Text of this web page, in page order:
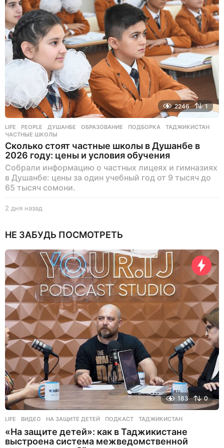
з
а
д
2246 1
LIFE ,PEOPLE ДУШАНБЕ ,ОБРАЗОВАНИЕ ,ПОДБОРКА ,ТАДЖИКИСТАН
ЧАСТНЫЕ ШКОЛЫ
Сколько стоят частные школы в Душанбе в
2026 году: цены и условия обучения
Собрали информацию о частных лицеях и гимназиях
в Душанбе: цены за один учебный год от 9 тысяч до
65 тысяч сомони.
2 дня назад
я
а
з
д
НЕ ЗАБУДЬ ПОСМОТРЕТЬ
183 0
LIFE ВИДЕО ,НА ЗАЩИТЕ ДЕТЕЙ ,ПОДКАСТ ,ТАДЖИКИСТАН
«На защите детей»: как в Таджикистане
выстроена система межведомственной